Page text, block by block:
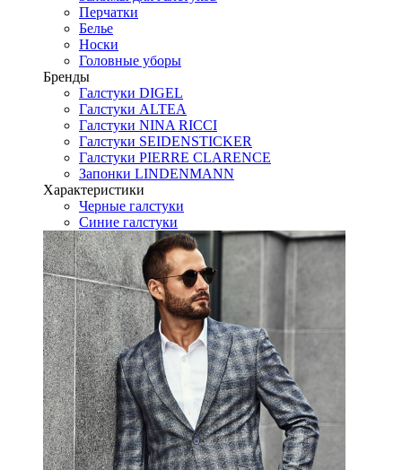
Перчатки
Белье
Носки
Головные уборы
Бренды
Галстуки DIGEL
Галстуки ALTEA
Галстуки NINA RICCI
Галстуки SEIDENSTICKER
Галстуки PIERRE CLARENCE
Запонки LINDENMANN
Характеристики
Черные галстуки
Синие галстуки